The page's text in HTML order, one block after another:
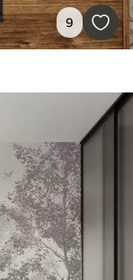
9